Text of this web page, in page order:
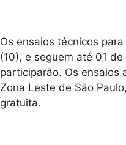
Os ensaios técnicos para
(10), e seguem até 01
participarão. Os ensaios
Zona Leste de São
gratuita.